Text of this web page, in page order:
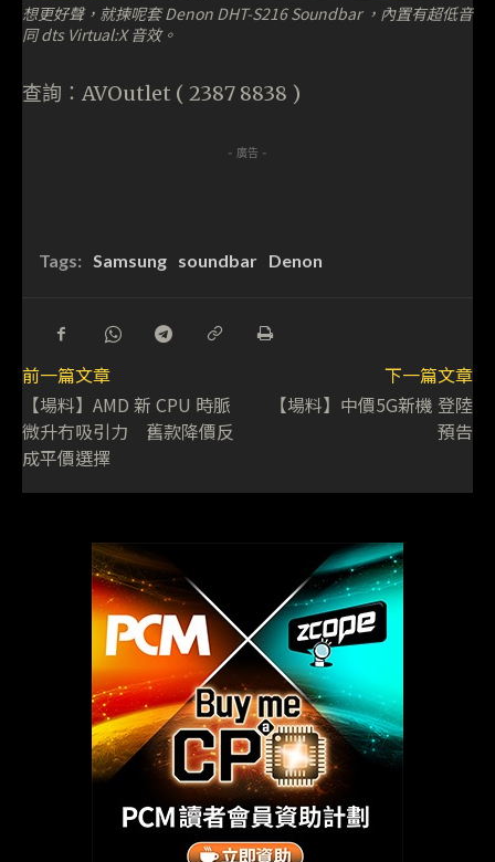
想更好聲，就揀呢套 Denon DHT-S216 Soundbar ，內置有超低音
同 dts Virtual:X 音效。
查詢：AVOutlet ( 2387 8838 )
- 廣告 -
Tags: Samsung soundbar Denon
前一篇文章
【場料】AMD 新 CPU 時脈
微升冇吸引力 舊款降價反
成平價選擇
下一篇文章
【場料】中價5G新機 登陸
預告